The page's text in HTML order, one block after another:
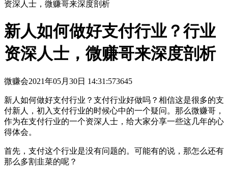
资深人士，微赚哥来深度剖析
新人如何做好支付行业？行业
资深人士，微赚哥来深度剖析
微赚会2021年05月30日 14:31:573645
新人如何做好支付行业？支付行业好做吗？相信这是很多的支
付新人，初入支付行业的时候心中的一个疑问。那么微赚哥，
作为在支付行业的一个资深人士，给大家分享一些这几年的心
得体会。
首先，支付这个行业是没有问题的。可能有的说，那怎么还有
那么多割韭菜的呢？